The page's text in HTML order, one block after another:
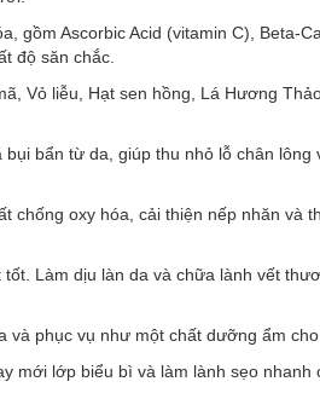
gồm Ascorbic Acid (vitamin C), Beta-
độ săn chắc.
Vỏ liễu, Hạt sen hồng, Lá Hương
bẩn từ da, giúp thu nhỏ lỗ chân lông
chống oxy hóa, cải thiện nếp nhăn và
Làm dịu làn da và chữa lành vết
và phục vụ như một chất dưỡng ẩm cho
mới lớp biểu bì và làm lành sẹo nhanh